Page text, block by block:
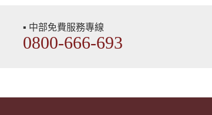
▪ 中部免費服務專線
0800-666-693